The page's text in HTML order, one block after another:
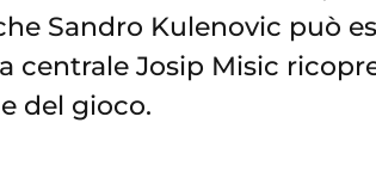
Sandro Kulenovic può
centrale Josip Misic
del gioco.